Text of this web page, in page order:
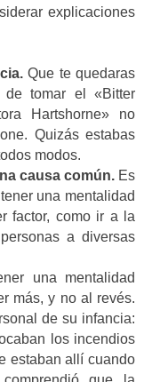
explicaciones
Que te quedaras
de tomar el «Bitter
Hartshorne» no
Quizás estabas
modos.
causa común. Es
una mentalidad
factor, como ir a la
a diversas
una mentalidad
más, y no al revés.
de su infancia:
los incendios
estaban allí cuando